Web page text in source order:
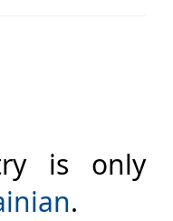
is only
.